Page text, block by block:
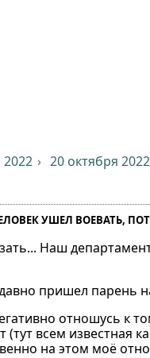
20 октября 2022
УШЕЛ ВОЕВАТЬ,
Наш
пришел парень
отношусь к
(тут всем известная
на этом моё